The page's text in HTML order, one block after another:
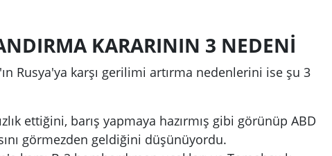
KARARININ 3 NEDENİ
Rusya'ya karşı gerilimi artırma nedenlerini ise şu 3
ettiğini, barış yapmaya hazırmış gibi görünüp ABD
görmezden geldiğini düşünüyordu.